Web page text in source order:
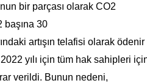
bir parçası olarak CO2
başına 30
artışın telafisi olarak ödenir
yılı için tüm hak sahipleri
verildi. Bunun nedeni,